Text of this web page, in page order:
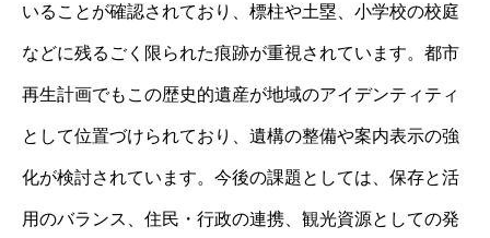
いることが確認されており、標柱や土塁、小学校の校庭
などに残るごく限られた痕跡が重視されています。都市
再生計画でもこの歴史的遺産が地域のアイデンティティ
として位置づけられており、遺構の整備や案内表示の強
化が検討されています。今後の課題としては、保存と活
用のバランス、住民・行政の連携、観光資源としての発